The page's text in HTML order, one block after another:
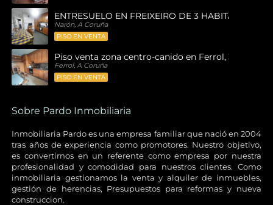
ENTRESUELO EN FREIXEIRO DE 3 HABITACIONES
Narón, A Coruña
PISO EN VENTA
Piso venta zona centro-canido en Ferrol, 3
Ferrol, A Coruña
PISO EN VENTA
Sobre Pardo Inmobiliaria
Inmobiliaria Pardo es una empresa familiar que nació en 2004
tras años de experiencia como promotores. Nuestro objetivo,
es convertirnos en un referente como empresa por nuestra
profesionalidad y comodidad para nuestros clientes. Como
inmobiliaria gestionamos la venta y alquiler de inmuebles,
gestión de herencias, Presupuestos para reformas y nueva
construccion.